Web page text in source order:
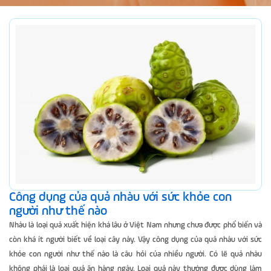
Công dụng của quả nhàu với sức khỏe con
người như thế nào
Nhàu là loại quả xuất hiện khá lâu ở Việt Nam nhưng chưa được phổ biến và
còn khá ít người biết về loại cây này. Vậy công dụng của quả nhàu với sức
khỏe con người như thế nào là câu hỏi của nhiều người. Có lẽ quả nhàu
không phải là loại quả ăn hàng ngày. Loại quả này thường được dùng làm